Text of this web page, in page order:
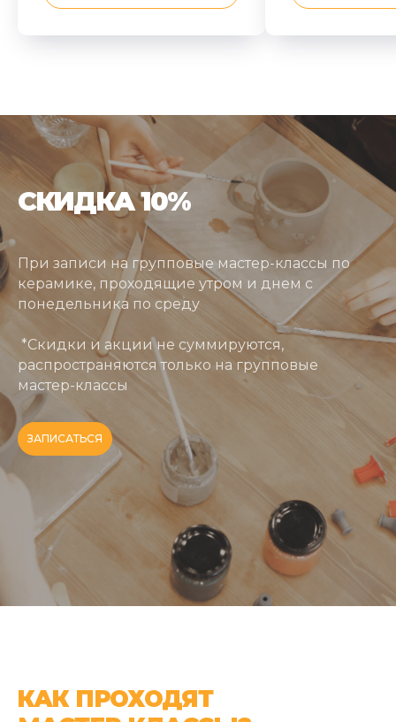
СКИДКА 10%
При записи на групповые мастер-классы по
керамике, проходящие утром и днем с
понедельника по среду
*Скидки и акции не суммируются,
распространяются только на групповые
мастер-классы
ЗАПИСАТЬСЯ
КАК ПРОХОДЯТ